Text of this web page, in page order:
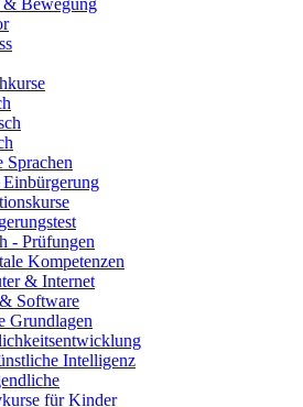
& Bewegung
Sprachen
- Prüfungen
Kompetenzen
& Internet
Software
Grundlagen
Intelligenz
für Kinder